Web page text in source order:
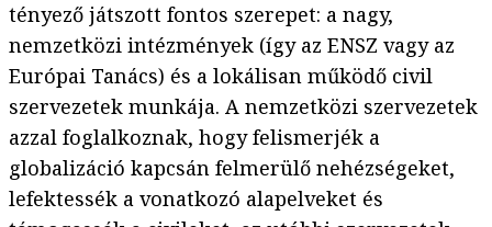
tényező játszott fontos szerepet: a nagy,
nemzetközi intézmények (így az ENSZ vagy az
Európai Tanács) és a lokálisan működő civil
szervezetek munkája. A nemzetközi szervezetek
azzal foglalkoznak, hogy felismerjék a
globalizáció kapcsán felmerülő nehézségeket,
lefektessék a vonatkozó alapelveket és